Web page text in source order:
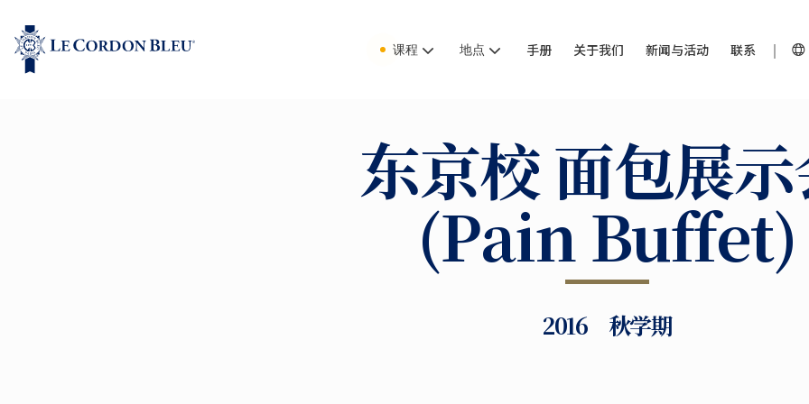
课程 地点 手册 关于我们 新闻与活动 联系
东京校 面包展
(Pain Buffet)
2016 秋学期